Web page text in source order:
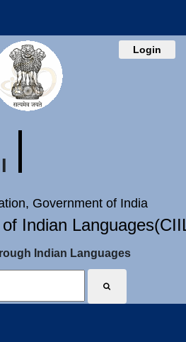
Login
Government of India
Indian
Indian Languages